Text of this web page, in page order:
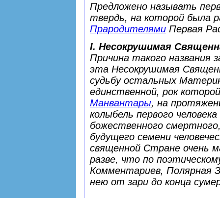
Предложено называть
твердь, на которой была
Прародителями Первая
I. Несокрушимая
Причина такого названия
эта Несокрушимая
судьбу остальных
единственной, рок
Манвантары, на
колыбель первого
божественного
будущего семени
священной Стране очень
разве, что по
Комментариев, Полярная
нею от зари до конца